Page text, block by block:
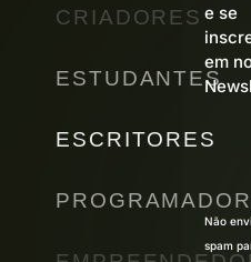
CRIADORES
ESTUDANTES
ESCRITORES
e se
em
Não
spam